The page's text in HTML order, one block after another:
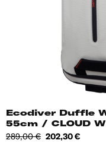
Ecodiver Duffle
55cm / CLOUD
Tavahind
289,00 € Hind
202,30 €